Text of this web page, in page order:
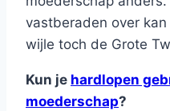
vastberaden over
wijle toch de Grote
Kun je hardlopen
moederschap?